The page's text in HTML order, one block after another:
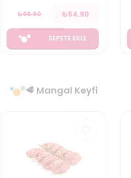
₺69.90 ₺54.90
SEPETE EKLE
🥩 Mangal Keyfi